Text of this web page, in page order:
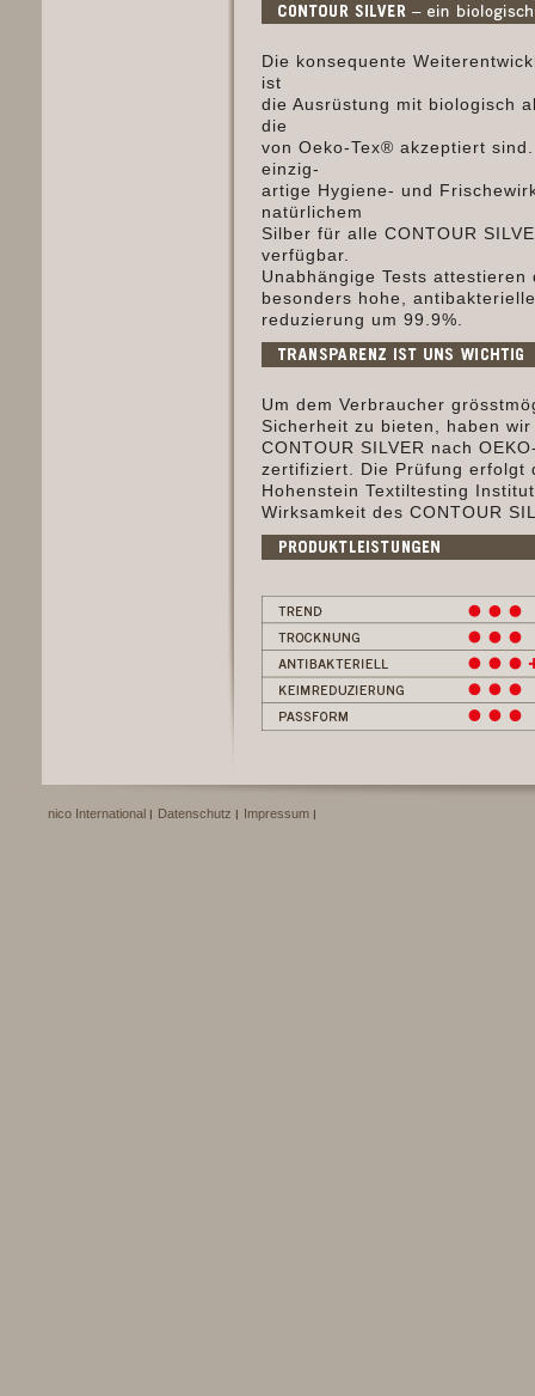
nico International Datenschutz Impressum
Die konsequente
ist
die Ausrüstung mit biologisch
die
von Oeko-Tex® akzeptiert
einzig-
artige Hygiene- und
natürlichem
Silber für alle CONTOUR
verfügbar.
Unabhängige Tests attestieren
besonders hohe,
reduzierung um 99.9%.
Um dem Verbraucher
Sicherheit zu bieten, haben
CONTOUR SILVER nach
zertifiziert. Die Prüfung erfolgt
Hohenstein Textiltesting
Wirksamkeit des CONTOUR